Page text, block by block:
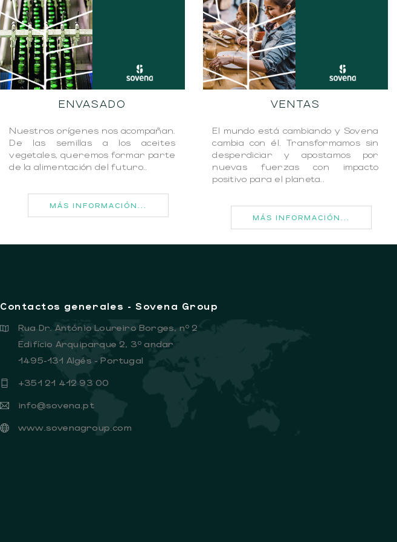
ENVASADO
Nuestros orígenes nos acompañan.
De las semillas a los aceites
vegetales, queremos formar parte
de la alimentación del futuro..
MÁS INFORMACIÓN...
VENTAS
El mundo está cambiando y Sovena
cambia con él. Transformamos sin
desperdiciar y apostamos por
nuevas fuerzas con impacto
positivo para el planeta..
MÁS INFORMACIÓN...
Contactos generales - Sovena Group
Rua Dr. António Loureiro Borges, nº 2
Edifício Arquiparque 2, 3º andar
1495-131 Algés - Portugal
+351 21 412 93 00
info@sovena.pt
www.sovenagroup.com